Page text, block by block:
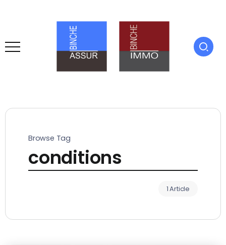
Browse Tag
conditions
1 Article